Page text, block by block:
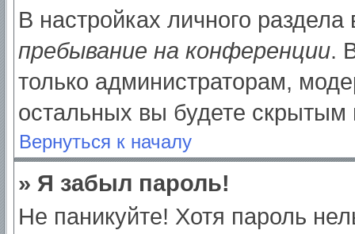
В настройках личного
пребывание на конференции.
только администраторам,
остальных вы будете скрытым
Вернуться к началу
» Я забыл пароль!
Не паникуйте! Хотя пароль